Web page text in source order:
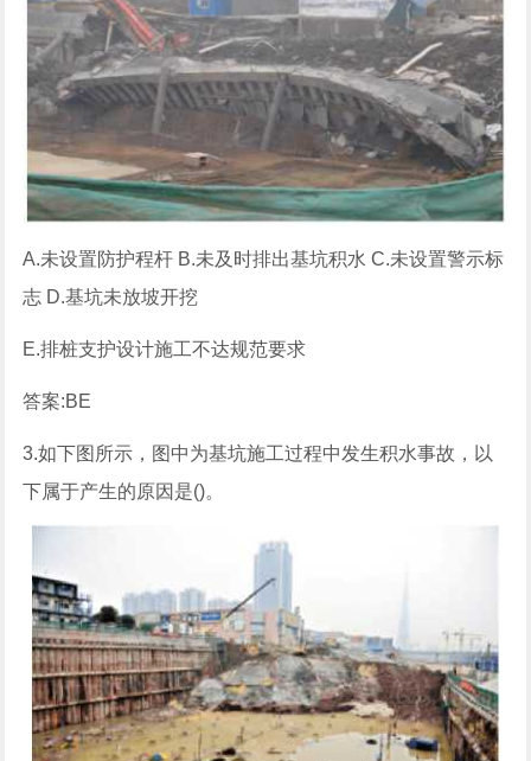
A.未设置防护程杆 B.未及时排出基坑积水 C.未设置警示标
志 D.基坑未放坡开挖
E.排桩支护设计施工不达规范要求
答案:BE
3.如下图所示，图中为基坑施工过程中发生积水事故，以
下属于产生的原因是()。